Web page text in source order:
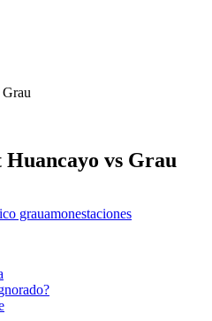
vs Grau
grauamonestaciones